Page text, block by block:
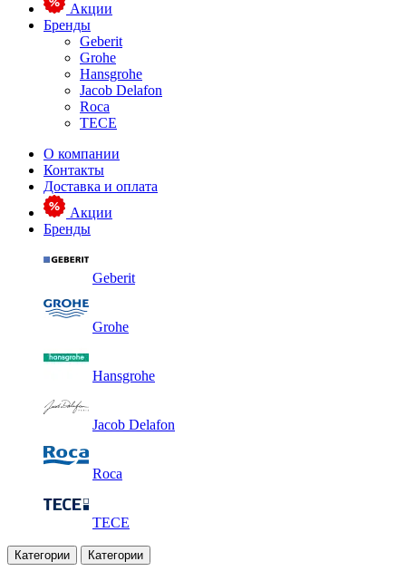
Акции
Бренды
Geberit
Grohe
Hansgrohe
Jacob Delafon
Roca
TECE
О компании
Контакты
Доставка и оплата
Акции
Бренды
Geberit
Grohe
Hansgrohe
Jacob Delafon
Roca
TECE
Категории Категории